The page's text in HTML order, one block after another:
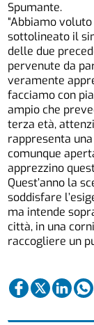
Spumante.
“Abbiamo
sottolineato il
delle due
pervenute da
veramente
facciamo con
ampio che
terza età,
rappresenta
comunque
apprezzino
Quest’anno la
soddisfare
ma intende
città, in una
raccogliere un